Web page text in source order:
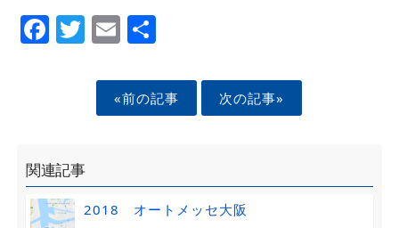
Facebook
Twitter
EmailShare
«前の記事 次の記事»
関連記事
2018 オートメッセ大阪